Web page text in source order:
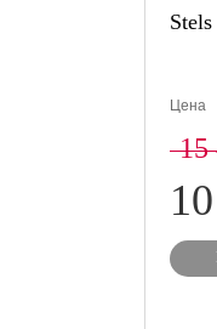
Цена